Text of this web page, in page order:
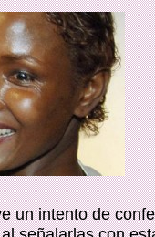
un intento de